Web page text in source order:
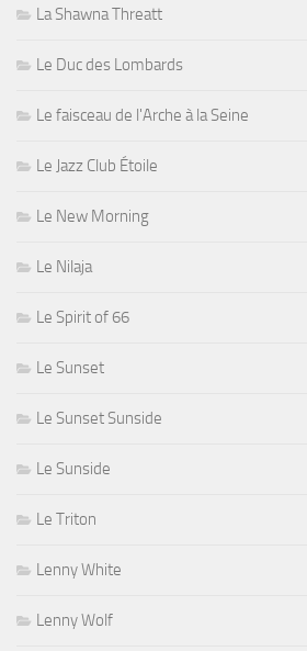
La Shawna Threatt
Le Duc des Lombards
Le faisceau de l'Arche à la Seine
Le Jazz Club Étoile
Le New Morning
Le Nilaja
Le Spirit of 66
Le Sunset
Le Sunset Sunside
Le Sunside
Le Triton
Lenny White
Lenny Wolf